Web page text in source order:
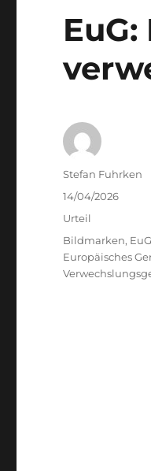
Author
Stefan Fuhrken
Posted
14/04/2026
Categories
Urteil
Tags
Bildmarken, EuG
Europäisches